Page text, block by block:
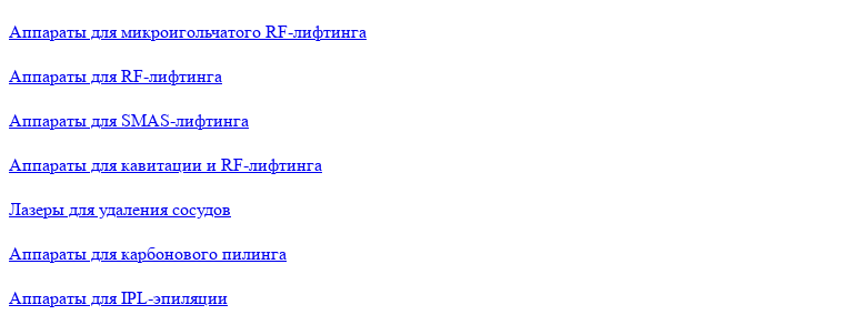
Аппараты для микроигольчатого RF-лифтинга
Аппараты для RF-лифтинга
Аппараты для SMAS-лифтинга
Аппараты для кавитации и RF-лифтинга
Лазеры для удаления сосудов
Аппараты для карбонового пилинга
Аппараты для IPL-эпиляции